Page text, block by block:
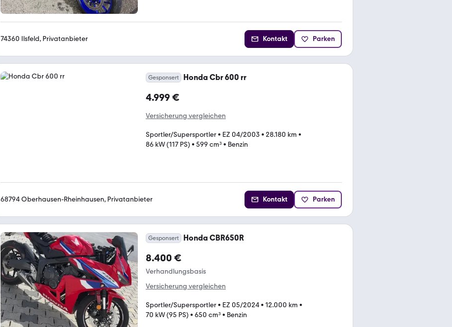
74360 Ilsfeld, Privatanbieter Kontakt Parken
Gesponsert Honda Cbr 600 rr
4.999 €
Versicherung vergleichen
Sportler/Supersportler• EZ 04/2003 • 28.180 km •
86 kW (117 PS) • 599 cm³• Benzin
68794 Oberhausen-Rheinhausen, Privatanbieter Kontakt Parken
Gesponsert Honda CBR650R
8.400 €
Verhandlungsbasis
Versicherung vergleichen
Sportler/Supersportler• EZ 05/2024• 12.000 km •
70 kW (95 PS) • 650 cm³• Benzin